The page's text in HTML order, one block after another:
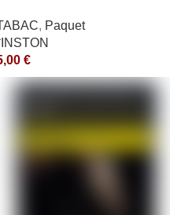
, Paquet
€